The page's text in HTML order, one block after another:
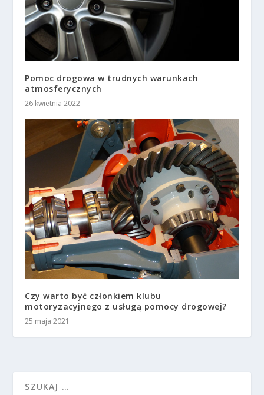
Pomoc drogowa w trudnych warunkach
atmosferycznych
26 kwietnia 2022
Czy warto być członkiem klubu
motoryzacyjnego z usługą pomocy drogowej?
25 maja 2021